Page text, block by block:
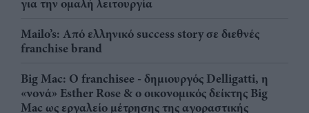
για την ομαλή λειτουργία
Mailo’s: Από ελληνικό success story σε διεθνές
franchise brand
Big Mac: Ο franchisee - δημιουργός Delligatti, η
«νονά» Esther Rose & ο οικονομικός δείκτης Big
Mac ως εργαλείο μέτρησης της αγοραστικής